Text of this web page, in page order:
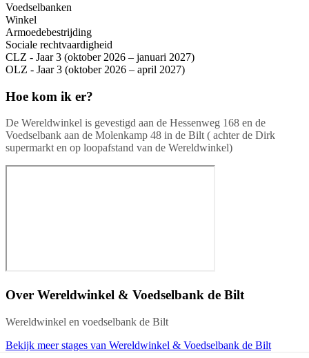
Voedselbanken
Winkel
Armoedebestrijding
Sociale rechtvaardigheid
CLZ - Jaar 3 (oktober 2026 – januari 2027)
OLZ - Jaar 3 (oktober 2026 – april 2027)
Hoe kom ik er?
De Wereldwinkel is gevestigd aan de Hessenweg 168 en de
Voedselbank aan de Molenkamp 48 in de Bilt ( achter de Dirk
supermarkt en op loopafstand van de Wereldwinkel)
Over Wereldwinkel & Voedselbank de Bilt
Wereldwinkel en voedselbank de Bilt
Bekijk meer stages van Wereldwinkel & Voedselbank de Bilt